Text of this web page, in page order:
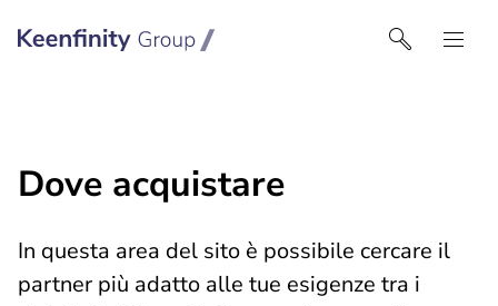
Keenfinity Group I Italy
Dove acquistare
In questa area del sito è possibile cercare il
partner più adatto alle tue esigenze tra i